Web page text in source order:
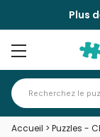
Plus
Accueil > Puzzles -